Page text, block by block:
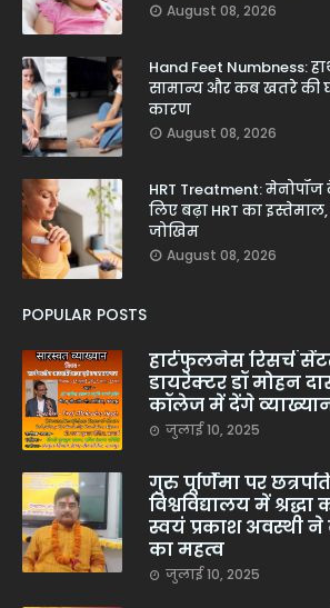
August 08, 2026
Hand Feet Numbness:
सामान्य और कब खतरे की
कारण
August 08, 2026
HRT Treatment:
लिए बढ़ा HRT का
जोखिम
August 08, 2026
POPULAR POSTS
हार्टफुलनेस रिसर्च
डायरेक्टर डॉ मोहन
कॉलेज में देंगे
जुलाई 10, 2025
गुरु पूर्णिमा पर
विश्वविद्यालय में
स्वयं प्रकाश अवस्थी ने
का महत्व
जुलाई 10, 2025